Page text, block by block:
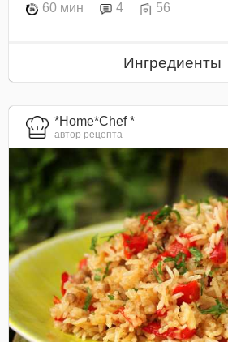
60 мин 4 56
Ингредиенты
*Home*Chef *
автор рецепта